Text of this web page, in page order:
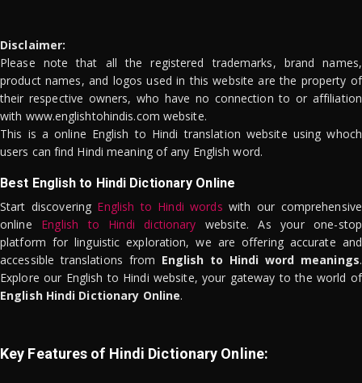
Disclaimer:
Please note that all the registered trademarks, brand names,
product names, and logos used in this website are the property of
their respective owners, who have no connection to or affiliation
with www.englishtohindis.com website.
This is a online English to Hindi translation website using whoch
users can find Hindi meaning of any English word.
Best English to Hindi Dictionary Online
Start discovering English to Hindi words with our comprehensive
online English to Hindi dictionary website. As your one-stop
platform for linguistic exploration, we are offering accurate and
accessible translations from English to Hindi word meanings.
Explore our English to Hindi website, your gateway to the world of
English Hindi Dictionary Online.
Key Features of Hindi Dictionary Online: